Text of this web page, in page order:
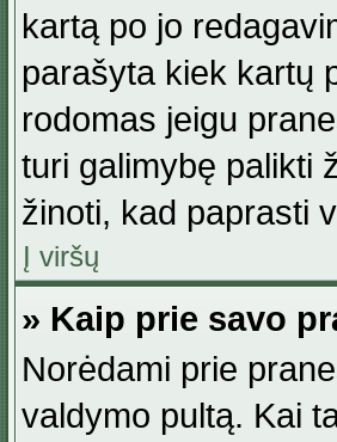
kartą po jo
parašyta kiek kartų
rodomas jeigu
turi galimybę palikti
žinoti, kad paprasti
Į viršų
» Kaip prie savo
Norėdami prie
valdymo pultą. Kai